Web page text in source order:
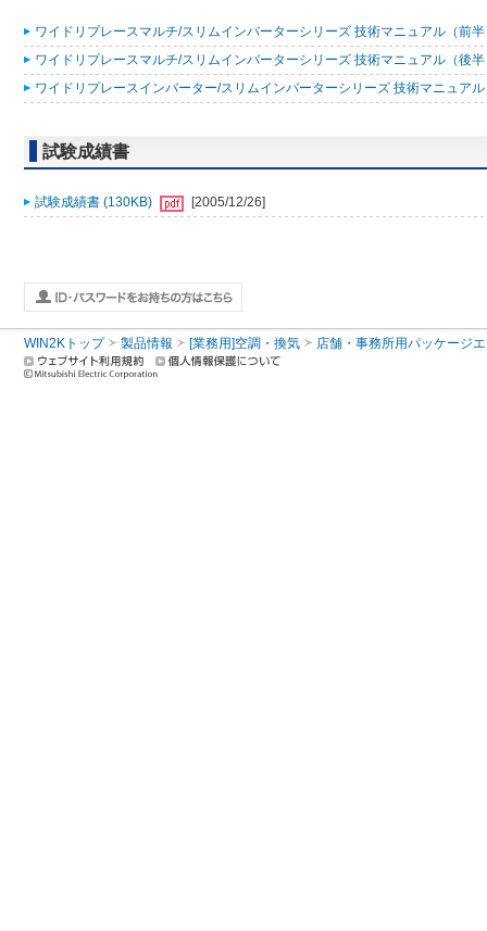
ワイドリプレースマルチ/スリムインバーターシリーズ 技術マニュアル（前
ワイドリプレースマルチ/スリムインバーターシリーズ 技術マニュアル（後
ワイドリプレースインバーター/スリムインバーターシリーズ 技術マニュア
試験成績書
試験成績書 (130KB) [2005/12/26]
WIN2Kトップ 製品情報 [業務用]空調・換気 店舗・事務所用パッケージ